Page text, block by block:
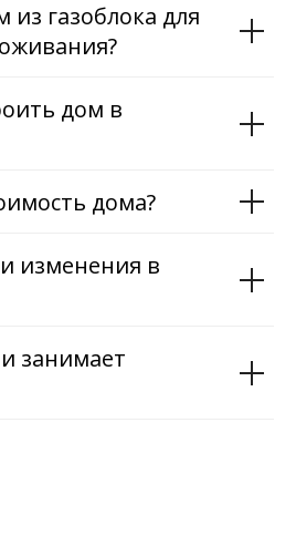
газоблока для
дом в
дома?
изменения в
занимает